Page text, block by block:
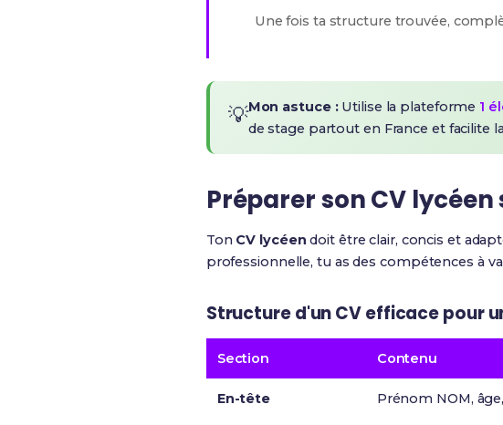
Une fois ta structure trouvée,
💡Mon astuce :Utilise la plateforme 1
de stage partout en France et facilite
Préparer son CV
Ton CV lycéen doit être clair, concis et
professionnelle, tu as des compétences à
Structure d'un CV efficace pour
Section Contenu
En-tête Prénom NOM,